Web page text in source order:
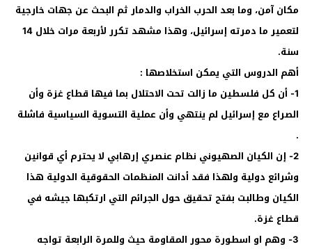
مكان آمن، وما بعد الحرب الخراب والدمار ثم البحث عن جهات خارجية
لتعمير ما دمرته إسرائيل، وهذا مشهد تكرر لأربعة مرات خلال 14
سنة.
أهم الدروس التي يمكن استخلاصها :
1- أن كل فلسطين ما زالت تحت الاحتلال بما فيها قطاع غزة وأن
الصراع مع إسرائيل لم ينتهي وأن عملية التسوية السياسية فاشلة
.
2- إن الكيان الصهيوني نظام عنصري إرهابي لا يحترم أي قوانين
وشرائع دولية ولهذا فقد أدانت المنظمات الحقوقية الدولية هذا
الكيان وطالبت بفتح تحقيق حول الجرائم التي ارتكبها جيشه في
قطاع غزة.
3- وهم او اسطورة محور المقاومة حيث وللمرة الرابعة تواجه